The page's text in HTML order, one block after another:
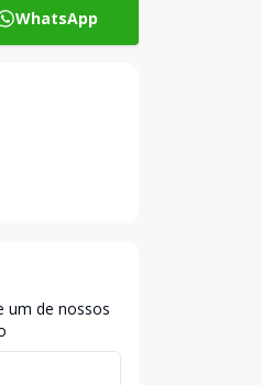
WhatsApp
um de nossos